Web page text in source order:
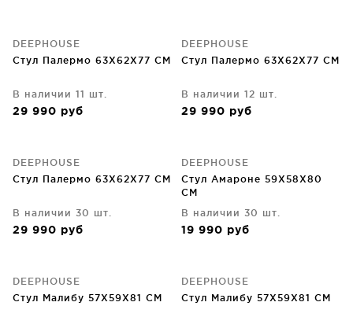
DEEPHOUSE
Стул Палермо 63X62X77 CM
В наличии 11 шт.
29 990 руб
DEEPHOUSE
Стул Палермо 63X62X77 CM
В наличии 12 шт.
29 990 руб
DEEPHOUSE
Стул Палермо 63X62X77 CM
В наличии 30 шт.
29 990 руб
DEEPHOUSE
Стул Амароне 59X58X80
CM
В наличии 30 шт.
19 990 руб
DEEPHOUSE
Стул Малибу 57X59X81 CM
DEEPHOUSE
Стул Малибу 57X59X81 CM